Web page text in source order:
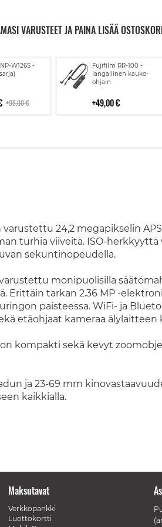
VARUSTEET JA PAINA LISÄÄ
W126S -
95,00 €
Fujifilm RR-100 -
langallinen kauko-
ohjain
49,00 €
Lisää
ostoskoriin
24,2 megapikselin
turhia viiveitä. ISO-herkkyyttä
sekuntinopeudella.
monipuolisilla
Erittäin tarkan 2.36 MP -
paisteessa. WiFi- ja
etäohjaat kameraa älylaitteen
kompakti sekä kevyt
ja 23-69 mm
kaikkialla.
Maksutavat
Verkkopankki
Luottokortti